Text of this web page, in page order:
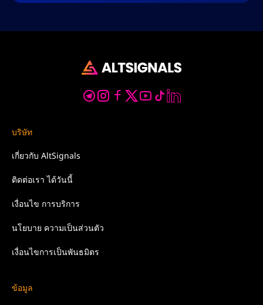
บริษัท
เกี่ยวกับ AltSignals
ติดต่อเราได้วันนี้
เงื่อนไข การบริการ
นโยบาย ความเป็นส่วนตัว
เงื่อนไขการเป็นพันธมิตร
ข้อมูล